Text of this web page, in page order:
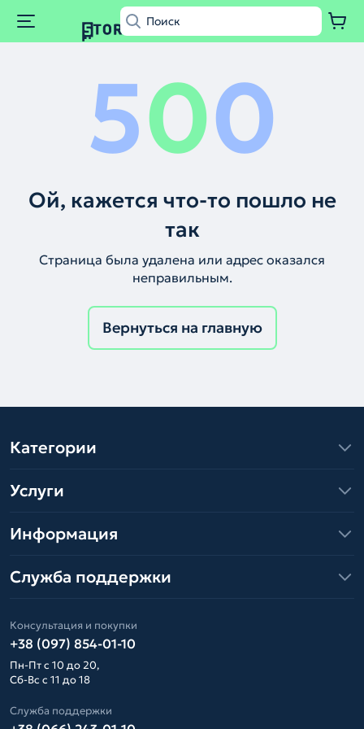
500
Ой, кажется что-то пошло не
так
Страница была удалена или адрес оказался
неправильным.
Вернуться на главную
Категории
Услуги
Информация
Служба поддержки
Консультация и покупки
+38 (097) 854-01-10
Пн-Пт с 10 до 20,
Сб-Вс с 11 до 18
Служба поддержки